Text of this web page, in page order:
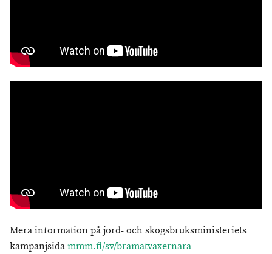
Mera information på jord- och skogsbruksministeriets
kampanjsidammm.fi/sv/bramatvaxernara